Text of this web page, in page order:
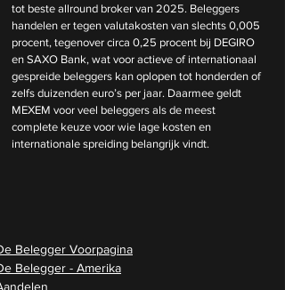
tot beste allround broker van 2025. Beleggers
handelen er tegen valutakosten van slechts 0,005
procent, tegenover circa 0,25 procent bij DEGIRO
en SAXO Bank, wat voor actieve of internationaal
gespreide beleggers kan oplopen tot honderden of
zelfs duizenden euro’s per jaar. Daarmee geldt
MEXEM voor veel beleggers als de meest
complete keuze voor wie lage kosten en
internationale spreiding belangrijk vindt.
Belegger Voorpagina
Belegger - Amerika